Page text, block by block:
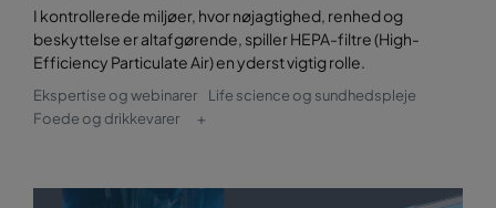
I kontrollerede miljøer, hvor nøjagtighed, renhed og
beskyttelse er altafgørende, spiller HEPA-filtre (High-
Efficiency Particulate Air) en yderst vigtig rolle.
Ekspertise og webinarer
Life science og sundhedspleje
Foede og drikkevarer
+